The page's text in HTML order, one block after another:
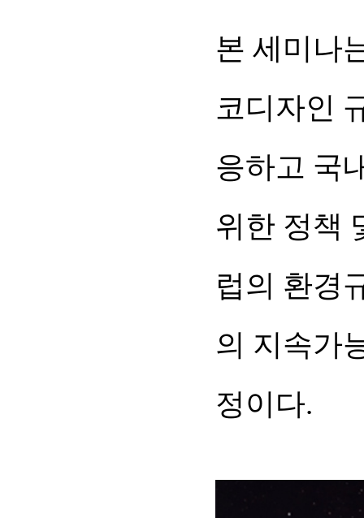
본 세미나
코디자인
응하고 국
위한 정책
럽의 환경
의 지속가
정이다.